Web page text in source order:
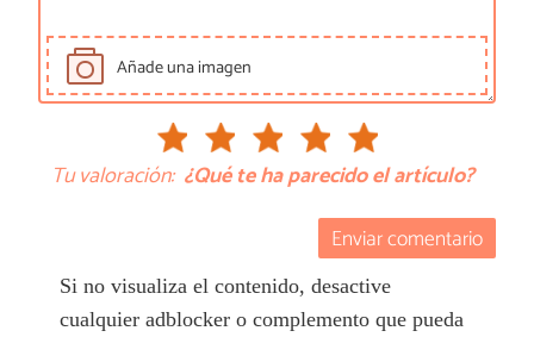
Añade una imagen
Tu valoración: ¿Qué te ha parecido el artículo?
Enviar comentario
Si no visualiza el contenido, desactive
cualquier adblocker o complemento que pueda